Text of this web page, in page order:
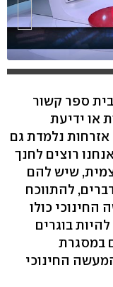
ספר קשור
או ידיעת
נלמדת גם
רוצים לחנך
שיש להם
להתווכח
כולו
בוגרים
במסגרת
החינוכי